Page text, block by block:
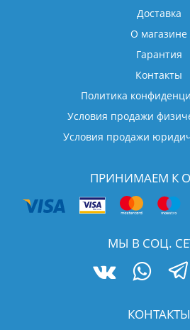
Доставка
О магазине
Гарантия
Контакты
Политика
Условия продажи
Условия продажи
ПРИНИМАЕМ К
МЫ В СОЦ.
КОНТАКТЫ